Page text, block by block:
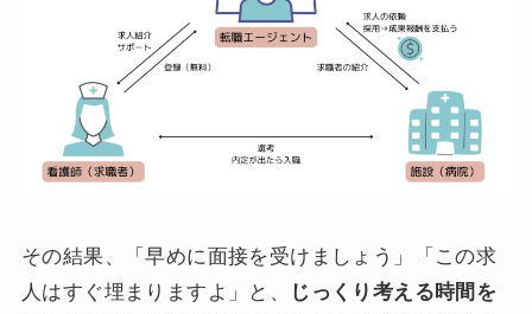
その結果、「早めに面接を受けましょう」「この求
人はすぐ埋まりますよ」と、
じっくり考える時間を